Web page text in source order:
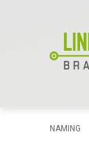
NAMING